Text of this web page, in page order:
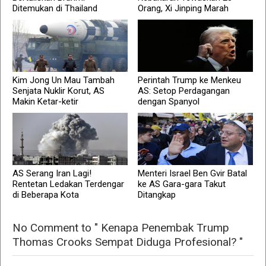
Ditemukan di Thailand
Orang, Xi Jinping Marah
Kim Jong Un Mau Tambah
Senjata Nuklir Korut, AS
Makin Ketar-ketir
Perintah Trump ke Menkeu
AS: Setop Perdagangan
dengan Spanyol
AS Serang Iran Lagi!
Rentetan Ledakan Terdengar
di Beberapa Kota
Menteri Israel Ben Gvir Batal
ke AS Gara-gara Takut
Ditangkap
No Comment to " Kenapa Penembak Trump
Thomas Crooks Sempat Diduga Profesional? "